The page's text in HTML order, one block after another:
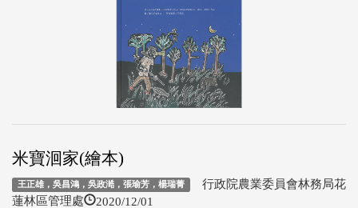
米寶洄家(繪本)
王正雄，吳昌鴻，吳政澔，張瑜芳，楊瑞菁 行政院農業委員會林務局花
蓮林區管理處
2020/12/01